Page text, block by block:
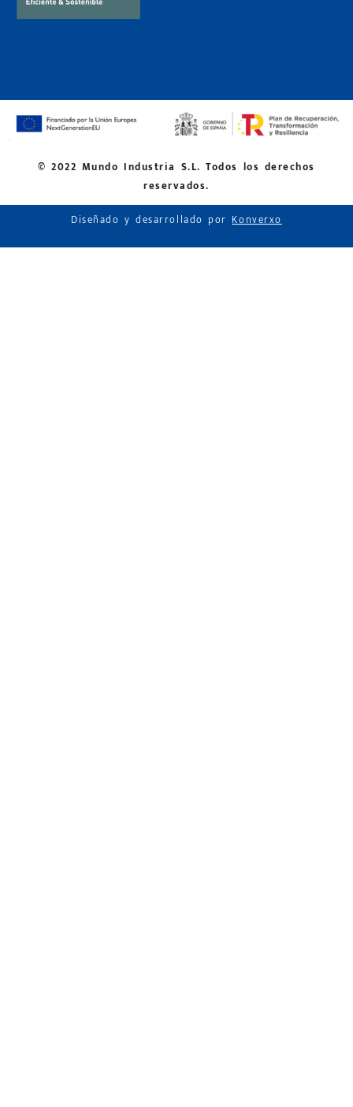
© 2022 Mundo Industria S.L. Todos los derechos
reservados.
Diseñado y desarrollado porKonverxo